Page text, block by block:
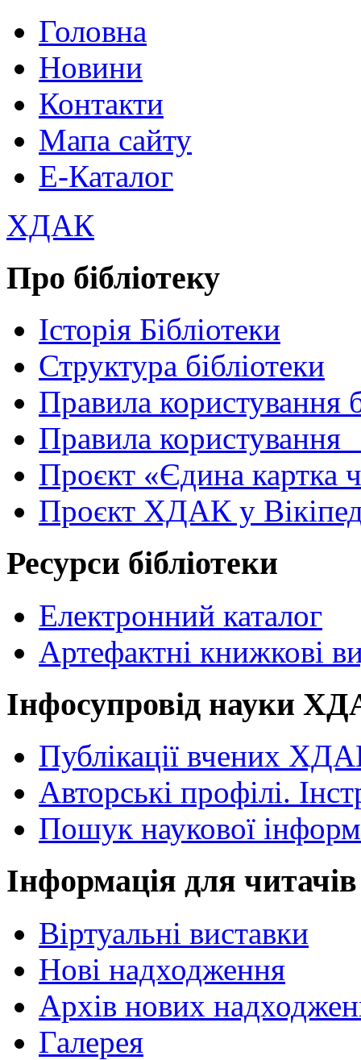
Головна
Новини
Контакти
Мапа сайту
Е-Каталог
ХДАК
Про бібліотеку
Історія Бібліотеки
Структура бібліотеки
Правила користування
Правила
Проєкт «Єдина картка
Проєкт ХДАК у
Ресурси бібліотеки
Електронний каталог
Артефактні книжкові
Інфосупровід науки
Публікації вчених
Авторські профілі.
Пошук наукової
Інформація для читачів
Віртуальні виставки
Нові надходження
Архів нових
Галерея